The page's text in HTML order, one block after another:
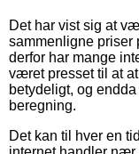
Det har vist sig at
sammenligne priser
derfor har mange
været presset til at
betydeligt, og
beregning.
Det kan til hver en